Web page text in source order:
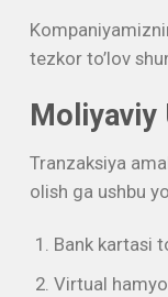
tezkor to’lov
Moliyaviy
Tranzaksiya
olish ga ushbu
Bank kartasi
Virtual